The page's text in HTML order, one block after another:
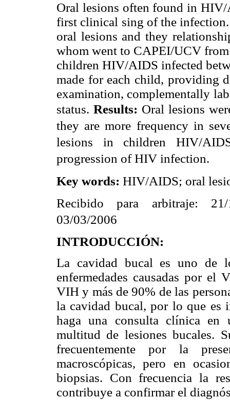
Oral lesions often found in
first clinical sing of the
oral lesions and they
whom went to CAPEI/UCV
children HIV/AIDS infected
made for each child, providing
examination, complementally
status. Results: Oral lesions
they are more frequency in
lesions
in children HIV/
progression of HIV infection.
Key words: HIV/AIDS; oral
Recibido para arbitraje:
03/03/2006
INTRODUCCIÓN:
La cavidad bucal es uno de
enfermedades causadas por
VIH y más de 90% de las
la cavidad bucal, por lo que es
haga una consulta clínica
multitud de lesiones bucales.
frecuentemente por la
macroscópicas, pero en
biopsias. Con frecuencia la
contribuye a confirmar el